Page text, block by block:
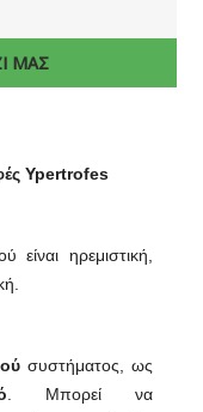
ΜΑΣ
Ypertrofes
ηρεμιστική,
συστήματος, ως
. Μπορεί να